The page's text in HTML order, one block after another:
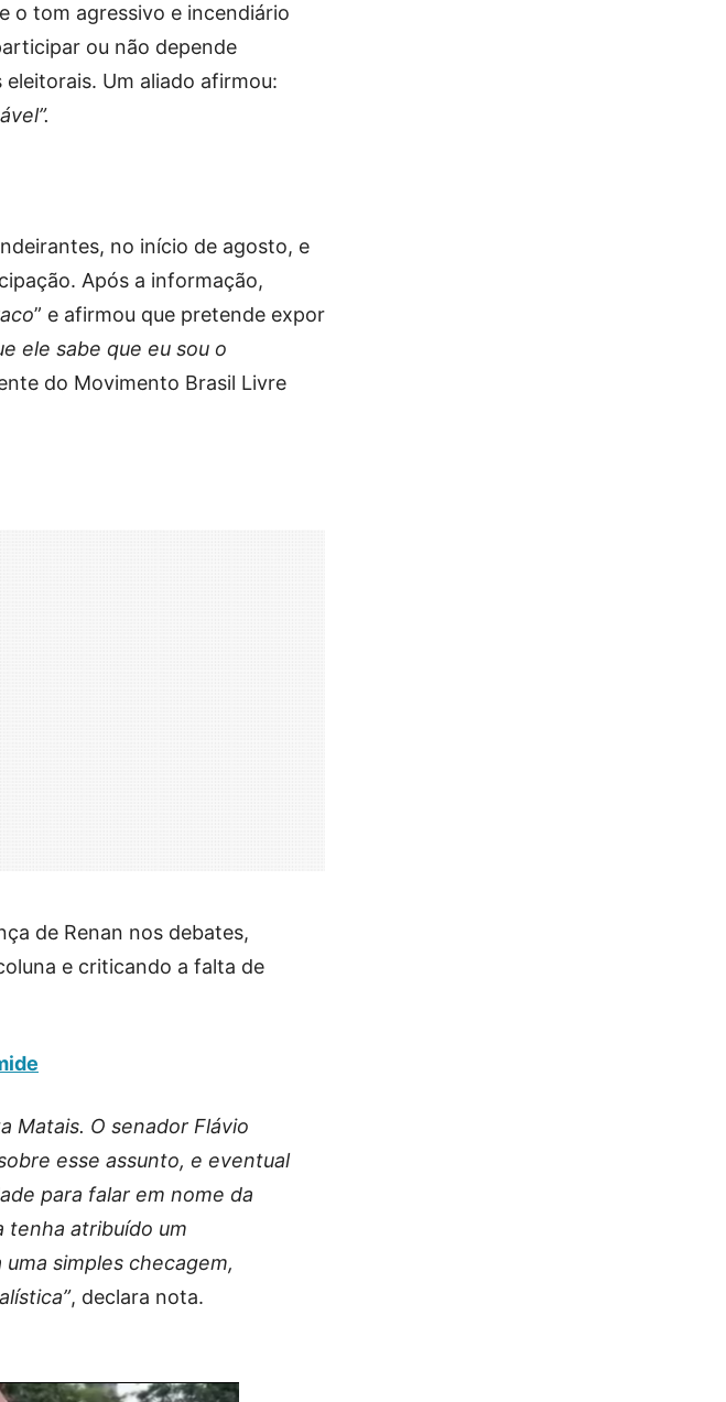
o tom agressivo e incendiário
ou não depende
Um aliado afirmou:
no início de agosto, e
Após a informação,
” e afirmou que pretende expor
ele sabe que eu sou o
do Movimento Brasil Livre
de Renan nos debates,
e criticando a falta de
Matais. O senador Flávio
esse assunto, e eventual
para falar em nome da
tenha atribuído um
simples checagem,
, declara nota.